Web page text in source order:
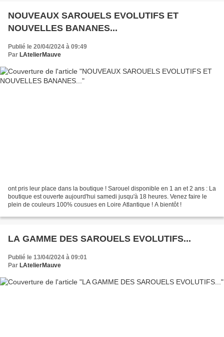
NOUVEAUX SAROUELS EVOLUTIFS ET
NOUVELLES BANANES...
Publié le 20/04/2024 à 09:49
Par LAtelierMauve
ont pris leur place dans la boutique ! Sarouel disponible en 1 an et 2 ans : La
boutique est ouverte aujourd'hui samedi jusqu'à 18 heures. Venez faire le
plein de couleurs 100% cousues en Loire Atlantique ! A bientôt !
LA GAMME DES SAROUELS EVOLUTIFS...
Publié le 13/04/2024 à 09:01
Par LAtelierMauve